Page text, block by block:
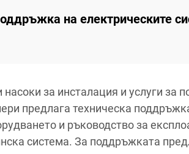
на електрическите
за инсталация и услуги за
предлага техническа
и ръководство за
система. За поддръжката